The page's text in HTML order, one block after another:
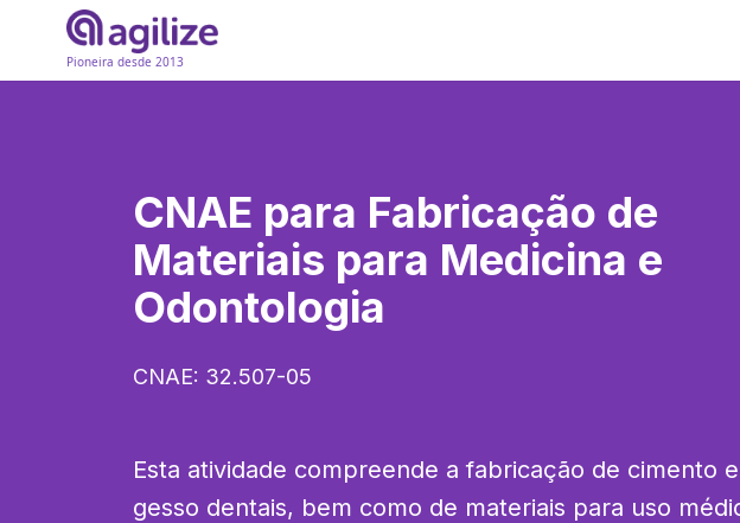
Pioneira desde 2013
CNAE para Fabricação de
Materiais para Medicina e
Odontologia
CNAE: 32.507-05
Esta atividade compreende a fabricação de cimento e
gesso dentais, bem como de materiais para uso